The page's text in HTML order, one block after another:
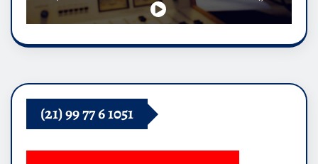
(21) 99 77 6 1051